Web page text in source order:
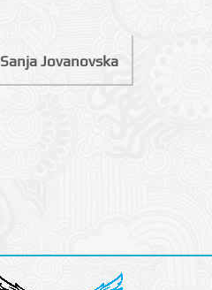
Sanja Jovanovska